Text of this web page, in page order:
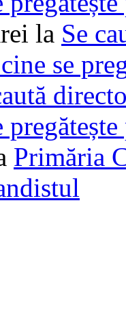
la Se
se
Primăria